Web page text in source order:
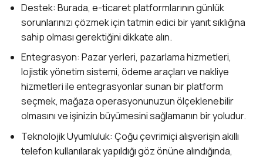
Destek: Burada, e-ticaret platformlarının günlük
sorunlarınızı çözmek için tatmin edici bir yanıt sıklığına
sahip olması gerektiğini dikkate alın.
Entegrasyon: Pazar yerleri, pazarlama hizmetleri,
lojistik yönetim sistemi, ödeme araçları ve nakliye
hizmetleri ile entegrasyonlar sunan bir platform
seçmek, mağaza operasyonunuzun ölçeklenebilir
olmasını ve işinizin büyümesini sağlamanın bir yoludur.
Teknolojik Uyumluluk: Çoğu çevrimiçi alışverişin akıllı
telefon kullanılarak yapıldığı göz önüne alındığında,